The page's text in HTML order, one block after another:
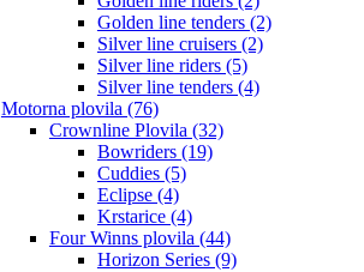
Golden line tenders (2)
Silver line cruisers (2)
Silver line riders (5)
Silver line tenders (4)
Motorna plovila (76)
Crownline Plovila (32)
Bowriders (19)
Cuddies (5)
Eclipse (4)
Krstarice (4)
Four Winns plovila (44)
Horizon Series (9)